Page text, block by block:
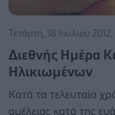
Τετάρτη, 18 Ιουλίου 2012,
Διεθνής Ημέρα
Ηλικιωμένων
Κατά τα τελευταία
αμέλειας κατά της